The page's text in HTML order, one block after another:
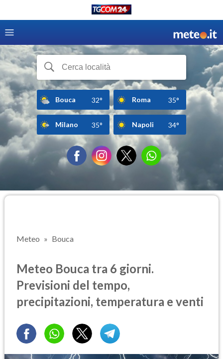
Bouca 32° Roma 35°
Milano 35° Napoli 34°
Meteo Bouca
Meteo Bouca tra 6 giorni.
Previsioni del tempo,
precipitazioni, temperatura e venti